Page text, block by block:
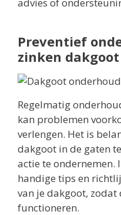
advies of
Preventief
zinken dakgoot
Regelmatig
kan problemen
verlengen. Het is
dakgoot in de gaten
actie te ondernemen.
handige tips en
van je dakgoot,
functioneren.